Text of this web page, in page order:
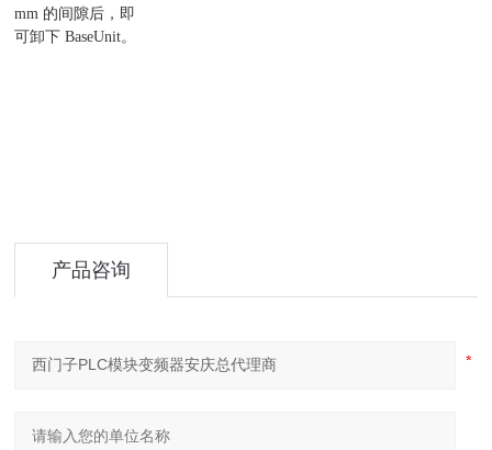
mm 的间隙后，即
可卸下 BaseUnit。
产品咨询